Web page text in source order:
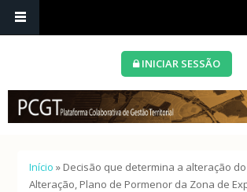
INICIAR SESSÃO
Está aqui
Início » Decisão que determina a alteração
Alteração, Plano de Pormenor da Zona de